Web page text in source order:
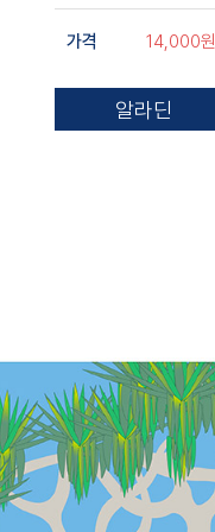
가격 14,000원
알라딘